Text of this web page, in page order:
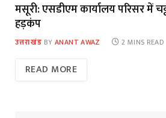
मसूरी: एसडीएम कार्यालय परिसर में
हड़कंप
उत्तराखंड BY ANANT AWAZ 2 MINS READ
READ MORE